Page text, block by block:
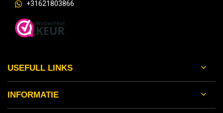
+31621803866
USEFULL LINKS
INFORMATIE